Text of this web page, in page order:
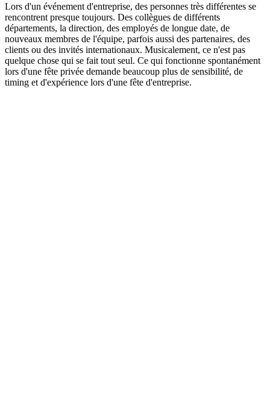
Lors d'un événement d'entreprise, des personnes très différentes se
rencontrent presque toujours. Des collègues de différents
départements, la direction, des employés de longue date, de
nouveaux membres de l'équipe, parfois aussi des partenaires, des
clients ou des invités internationaux. Musicalement, ce n'est pas
quelque chose qui se fait tout seul. Ce qui fonctionne spontanément
lors d'une fête privée demande beaucoup plus de sensibilité, de
timing et d'expérience lors d'une fête d'entreprise.